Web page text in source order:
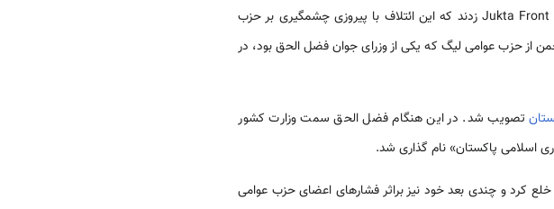
فضل الحق بـــه کمـــک مولانا باشانی و کروردی دست به تشکیل جبهه متحدی به نام Jukta Front زدند که این ائتلاف با پیروزی چشمگیری بر حزب
از حزب عوامی‌ لیگ که یکی از وزرای جوان فضل الحق بود، در
تصویب شد. در این هنگام فضل الحق سمت وزارت کشور
خلع کرد و چندی بعد خود نیز براثر فشارهای اعضای حزب عوامی‌